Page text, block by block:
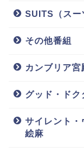
SUITS（スー
その他番組
カンブリア宮
グッド・ドク
サイレント
絵麻